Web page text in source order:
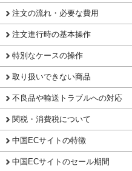
注文の流れ・必要な費用
注文進行時の基本操作
特別なケースの操作
取り扱いできない商品
不良品や輸送トラブルへの対応
関税・消費税について
中国ECサイトの特徴
中国ECサイトのセール期間